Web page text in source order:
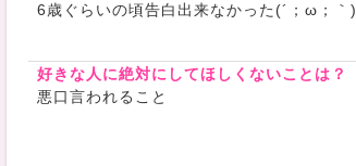
6歳ぐらいの頃告白出来なかった(´；ω；｀)
好きな人に絶対にしてほしくないことは？
悪口言われること